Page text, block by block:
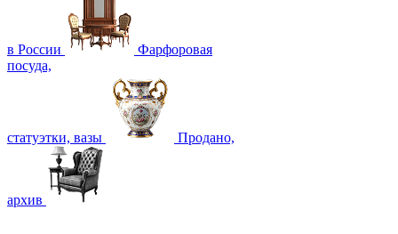
в России
Фарфоровая
посуда,
статуэтки, вазы Продано,
архив